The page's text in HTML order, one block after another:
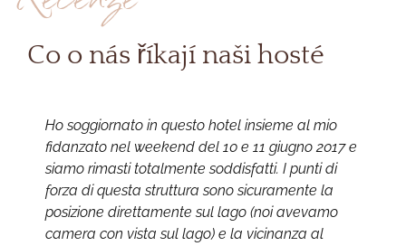
Co o nás říkají naši hosté
Ho soggiornato in questo hotel insieme al mio
fidanzato nel weekend del 10 e 11 giugno 2017 e
siamo rimasti totalmente soddisfatti. I punti di
forza di questa struttura sono sicuramente la
posizione direttamente sul lago (noi avevamo
camera con vista sul lago) e la vicinanza al